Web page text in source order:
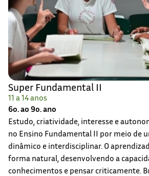
Super Fundamental II
11 a 14 anos
6o. ao 9o. ano
Estudo, criatividade, interesse e
no Ensino Fundamental II por meio de
dinâmico e interdisciplinar. O
forma natural, desenvolvendo a
conhecimentos e pensar criticamente.